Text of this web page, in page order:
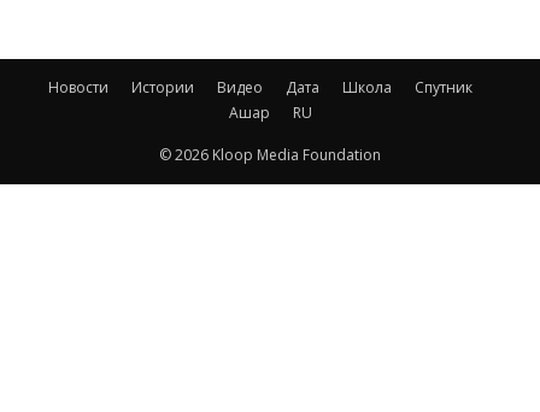
Новости Истории Видео Дата Школа
Спутник
Ашар
RU
© 2026 Kloop Media Foundation